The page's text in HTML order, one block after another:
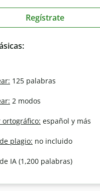
Regístrate
125 palabras
2 modos
ortográfico: español y más
plagio: no incluido
IA (1,200 palabras)